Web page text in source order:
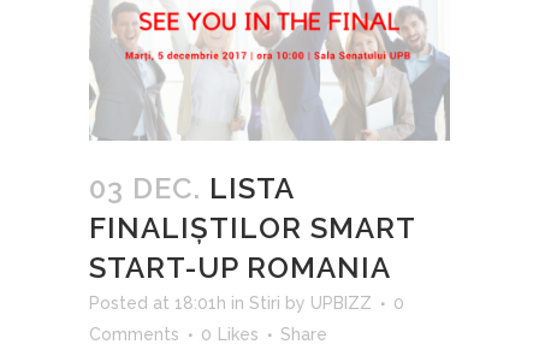
03 DEC. LISTA
FINALIȘTILOR SMART
START-UP ROMANIA
Posted at 18:01h in Stiri by UPBIZZ
0
Comments
0 Likes Share